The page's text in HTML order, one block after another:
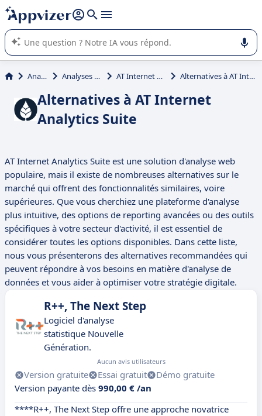
répondre (plusieurs lignes avec
L'IA de Appvizer vous guide dans l'utilisation ou la sélection de
logiciel SaaS en entreprise.
Analytique Analyses statistiques AT Internet Analytics Suite Alternatives à AT Internet Analytics Suite
Alternatives à AT Internet
Analytics Suite
AT Internet Analytics Suite est une solution d'analyse web
populaire, mais il existe de nombreuses alternatives sur le
marché qui offrent des fonctionnalités similaires, voire
supérieures. Que vous cherchiez une plateforme d'analyse
plus intuitive, des options de reporting avancées ou des outils
spécifiques à votre secteur d'activité, il est essentiel de
considérer toutes les options disponibles. Dans cette liste,
nous vous présenterons des alternatives recommandées qui
peuvent répondre à vos besoins en matière d'analyse de
données et vous aider à optimiser votre stratégie digitale.
R++, The Next Step
Logiciel d'analyse
statistique Nouvelle
Génération.
Aucun avis utilisateurs
Version gratuite Essai gratuit
Démo gratuite
Version payante dès 990,00 € /an
****R++, The Next Step offre une approche novatrice